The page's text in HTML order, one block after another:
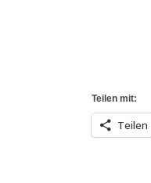
Teilen mit:
Teilen